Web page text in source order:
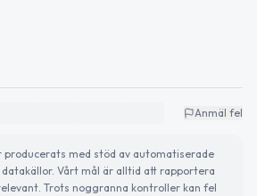
Anmäl fel
producerats med stöd av automatiserade
Vårt mål är alltid att rapportera
Trots noggranna kontroller kan fel